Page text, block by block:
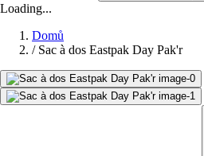
Loading...
Domů
/ Sac à dos Eastpak Day Pak'r